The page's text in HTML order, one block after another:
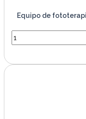
Equipo de